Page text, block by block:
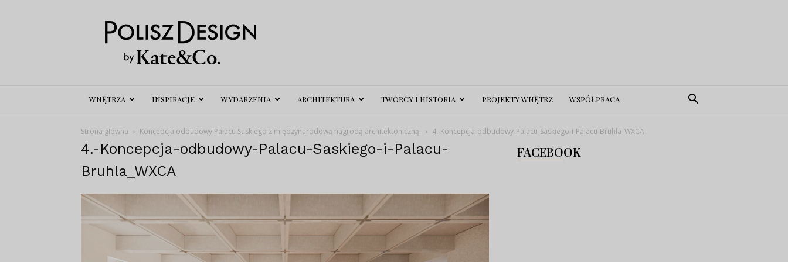
Polisz
Design
WNĘTRZA INSPIRACJE WYDARZENIA ARCHITEKTURA TWÓRCY I HISTORIA PROJEKTY WNĘTRZ WSPÓŁPRACA
Strona główna Koncepcja odbudowy Pałacu Saskiego z międzynarodową nagrodą architektoniczną. 4.-Koncepcja-odbudowy-Palacu-Saskiego-i-Palacu-Bruhla_WXCA
4.-Koncepcja-odbudowy-Palacu-Saskiego-i-Palacu-
Bruhla_WXCA
FACEBOOK